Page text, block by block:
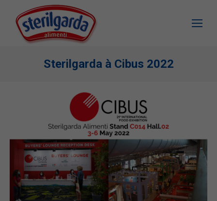
Sterilgarda à Cibus 2022